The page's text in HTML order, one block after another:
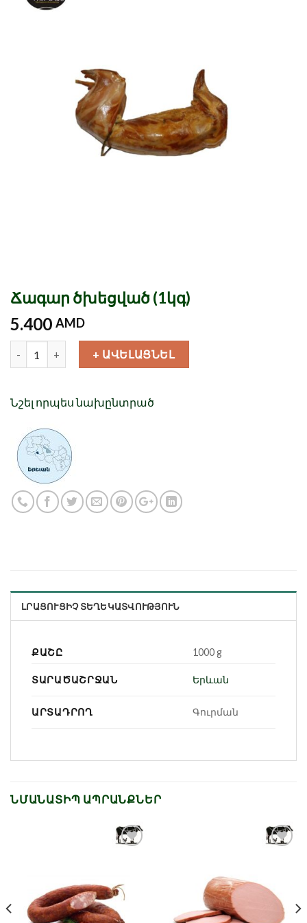
Ճագար ծխեցված (1կգ)
5.400 AMD
+ ԱՎԵԼԱՑՆԵԼ
Նշել որպես նախընտրած
ԼՐԱՑՈՒՑԻՉ ՏԵՂԵԿԱՏՎՈՒԹՅՈՒՆ
ՔԱՇԸ 1000 g
ՏԱՐԱԾԱՇՐՋԱՆ Երևան
ԱՐՏԱԴՐՈՂ Գուրման
ՆՄԱՆԱՏԻՊ ԱՊՐԱՆՔՆԵՐ